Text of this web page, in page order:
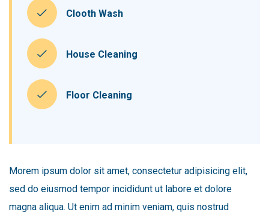
Clooth Wash
House Cleaning
Floor Cleaning
Morem ipsum dolor sit amet, consectetur adipisicing elit,
sed do eiusmod tempor incididunt ut labore et dolore
magna aliqua. Ut enim ad minim veniam, quis nostrud